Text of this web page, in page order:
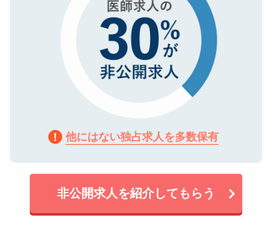
他にはない独占求人を多数保有
非公開求人を紹介してもらう